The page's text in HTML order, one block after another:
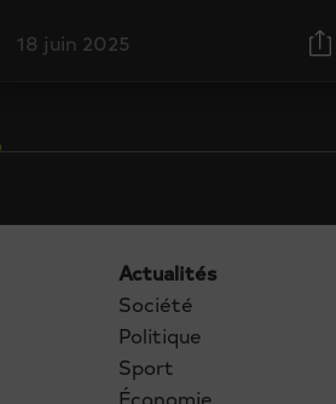
18 juin 2025
Actualités
Société
Politique
Sport
Économie